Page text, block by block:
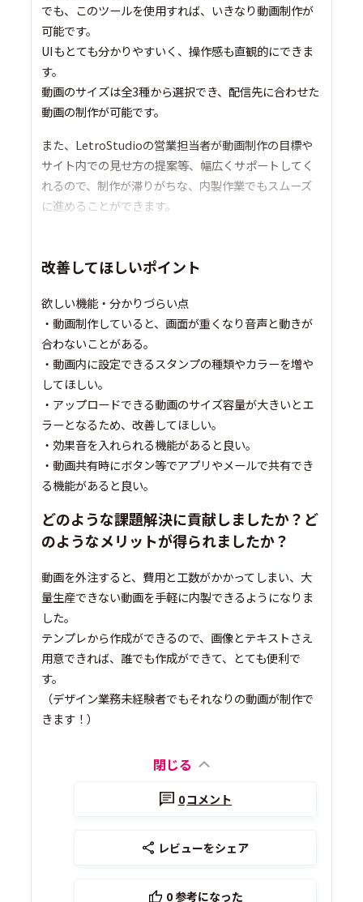
でも、このツールを使用すれば、いきなり動画制作が
可能です。
UIもとても分かりやすいく、操作感も直観的にできま
す。
動画のサイズは全3種から選択でき、配信先に合わせた
動画の制作が可能です。
また、LetroStudioの営業担当者が動画制作の目標や
サイト内での見せ方の提案等、幅広くサポートしてく
れるので、制作が滞りがちな、内製作業でもスムーズ
に進めることができます。
改善してほしいポイント
欲しい機能・分かりづらい点
・動画制作していると、画面が重くなり音声と動きが
合わないことがある。
・動画内に設定できるスタンプの種類やカラーを増や
してほしい。
・アップロードできる動画のサイズ容量が大きいとエ
ラーとなるため、改善してほしい。
・効果音を入れられる機能があると良い。
・動画共有時にボタン等でアプリやメールで共有でき
る機能があると良い。
どのような課題解決に貢献しましたか？ど
のようなメリットが得られましたか？
動画を外注すると、費用と工数がかかってしまい、大
量生産できない動画を手軽に内製できるようになりま
した。
テンプレから作成ができるので、画像とテキストさえ
用意できれば、誰でも作成ができて、とても便利で
す。
（デザイン業務未経験者でもそれなりの動画が制作で
きます！）
閉じる
0コメント
レビューをシェア
0参考になった